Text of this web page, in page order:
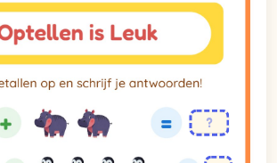
5 is gelijk aan leeg vakje.
3 is gelijk aan leeg vakje.
1 is gelijk aan leeg vakje.
1 is gelijk aan leeg vakje.